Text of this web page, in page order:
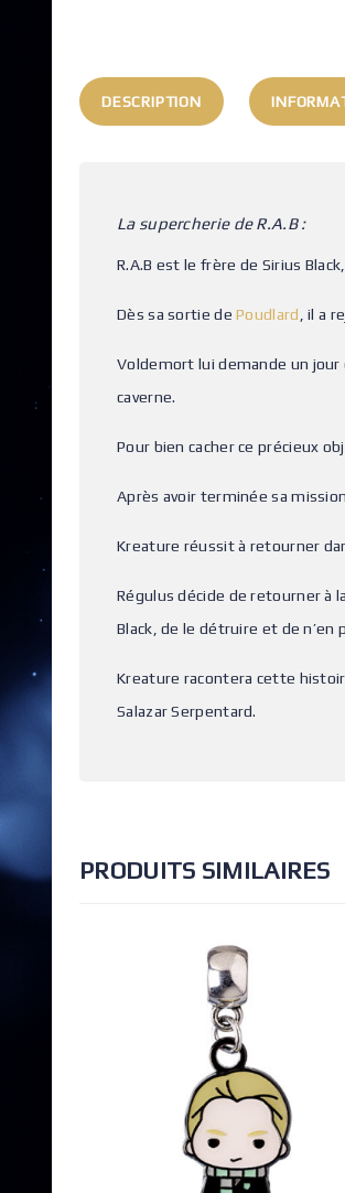
DESCRIPTION
La supercherie de R.A.B :
R.A.B est le frère de Sirius
Dès sa sortie dePoudlard , il a
Voldemort lui demande un jour
caverne.
Pour bien cacher ce précieux
Après avoir terminée sa
Kreature réussit à retourner
Régulus décide de retourner à
Black, de le détruire et de n’en
Kreature racontera cette
Salazar Serpentard.
PRODUITS SIMILAIRES